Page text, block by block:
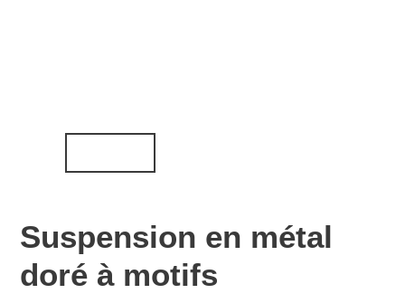
Suspension en métal
doré à motifs